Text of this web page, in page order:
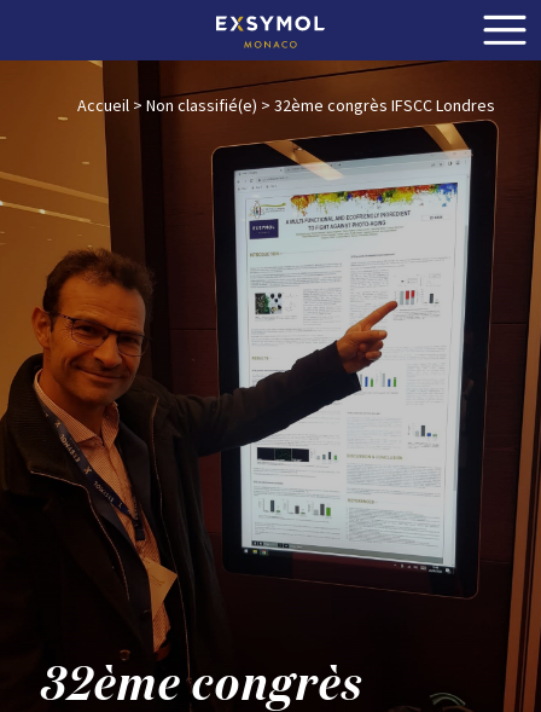
Accueil> Non classifié(e) > 32ème congrès IFSCC Londres
32ème congrès